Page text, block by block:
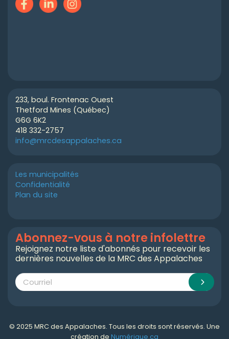
233, boul. Frontenac Ouest
Thetford Mines (Québec)
G6G 6K2
418 332-2757
info@mrcdesappalaches.ca
Les municipalités
Confidentialité
Plan du site
Abonnez-vous à notre infolettre
Rejoignez notre liste d'abonnés pour recevoir les
dernières nouvelles de la MRC des Appalaches
© 2025 MRC des Appalaches. Tous les droits sont réservés. Une
création de Numérique.ca